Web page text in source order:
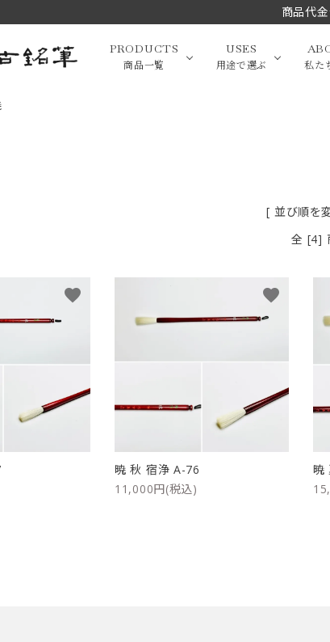
商品代
PRODUCTS
商品一覧
USES
用途で選ぶ
写経・御朱印
贈り物（限定セット
リップブラシ
洗顔ブラシ
私た
[ 並び順を
全 [4]
favorite
暁 秋 宿浄 A-76
11,000円(税込)
favorite
暁